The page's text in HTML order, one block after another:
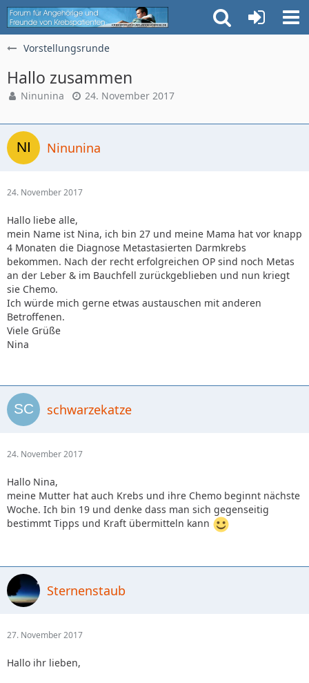
Vorstellungsrunde
Hallo zusammen
Ninunina 24. November 2017
Ninunina
24. November 2017
Hallo liebe alle,
mein Name ist Nina, ich bin 27 und meine Mama hat vor knapp
4 Monaten die Diagnose Metastasierten Darmkrebs
bekommen. Nach der recht erfolgreichen OP sind noch Metas
an der Leber & im Bauchfell zurückgeblieben und nun kriegt
sie Chemo.
Ich würde mich gerne etwas austauschen mit anderen
Betroffenen.
Viele Grüße
Nina
schwarzekatze
24. November 2017
Hallo Nina,
meine Mutter hat auch Krebs und ihre Chemo beginnt nächste
Woche. Ich bin 19 und denke dass man sich gegenseitig
bestimmt Tipps und Kraft übermitteln kann
Sternenstaub
27. November 2017
Hallo ihr lieben,